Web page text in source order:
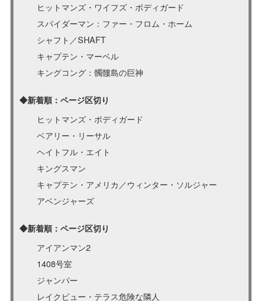
ヒットマンズ・ワイフズ・ボディガード
スパイダーマン：ファー・フロム・ホーム
シャフト／SHAFT
キャプテン・マーベル
キングコング：髑髏島の巨神
◆新着順：ページ区切り
ヒットマンズ・ボディガード
ベアリー・リーサル
ヘイトフル・エイト
キングスマン
キャプテン・アメリカ／ウィンター・ソルジャー
アベンジャーズ
◆新着順：ページ区切り
アイアンマン2
1408号室
ジャンパー
レイクビュー・テラス危険な隣人